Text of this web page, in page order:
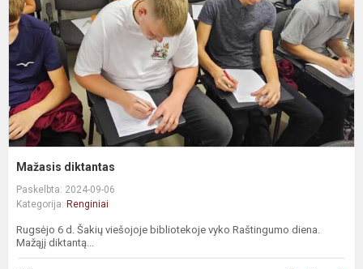
Mažasis diktantas
Paskelbta: 2024-09-06
Kategorija: Renginiai
Rugsėjo 6 d. Šakių viešojoje bibliotekoje vyko Raštingumo diena.
Mažąjį diktantą...